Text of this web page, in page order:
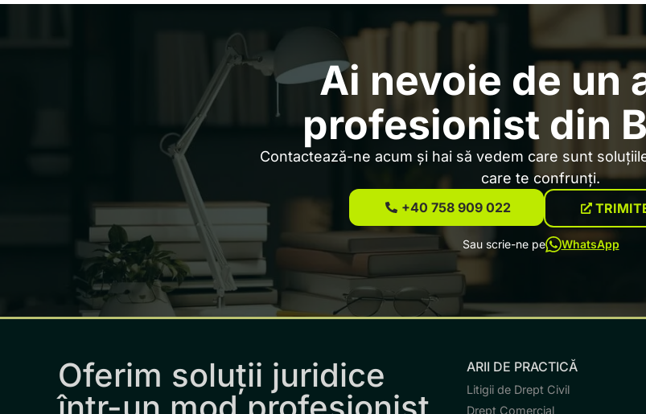
Ai nevoie de un
profesionist din
Contactează-ne acum și hai să vedem care sunt
care te confrunți.
+40 758 909 022
Sau scrie-ne pe WhatsApp
Oferim soluții juridice
ARII DE PRACTICĂ
Litigii de Drept Civil
Drept Comercial